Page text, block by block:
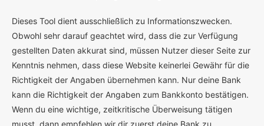
Dieses Tool dient ausschließlich zu Informationszwecken.
Obwohl sehr darauf geachtet wird, dass die zur Verfügung
gestellten Daten akkurat sind, müssen Nutzer dieser Seite zur
Kenntnis nehmen, dass diese Website keinerlei Gewähr für die
Richtigkeit der Angaben übernehmen kann. Nur deine Bank
kann die Richtigkeit der Angaben zum Bankkonto bestätigen.
Wenn du eine wichtige, zeitkritische Überweisung tätigen
musst, dann empfehlen wir dir zuerst deine Bank zu